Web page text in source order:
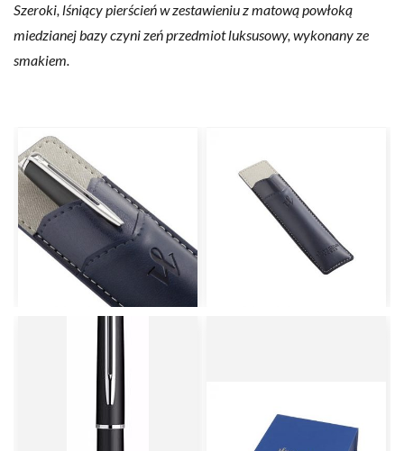
Szeroki, lśniący pierścień w zestawieniu z matową powłoką
miedzianej bazy czyni zeń przedmiot luksusowy, wykonany ze
smakiem.